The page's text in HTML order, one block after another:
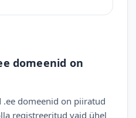
domeenid on
domeenid on piiratud
registreeritud vaid ühel